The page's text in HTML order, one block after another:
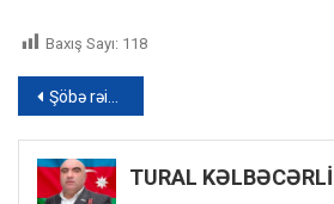
Baxış Sayı: 118
Yazı
naviqasiyası
Şöbə rəisi dövlətin ayırdığı pulları öz yaxın adamlarının adına olan şirkətlərə köçürüb: CİNAYƏT İŞİ
TURAL KƏLBƏCƏRLİ